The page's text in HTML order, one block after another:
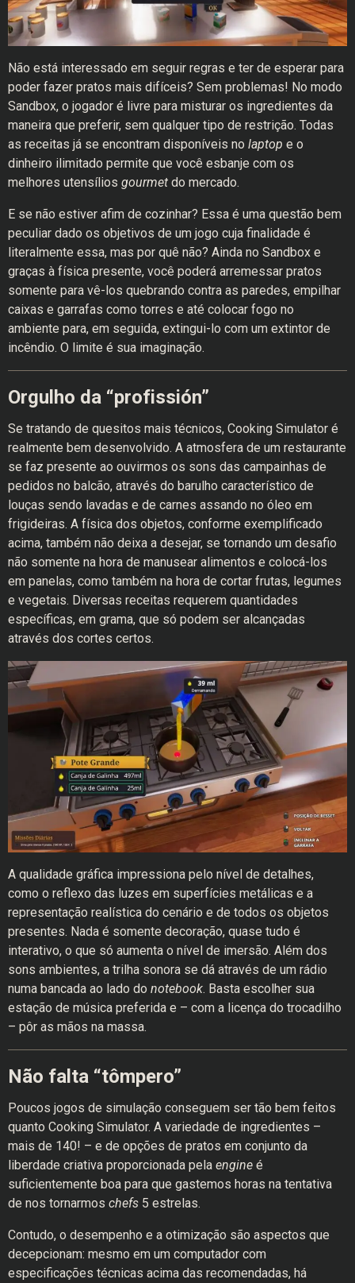
Não está interessado em seguir regras e ter de esperar para
poder fazer pratos mais difíceis? Sem problemas! No modo
Sandbox, o jogador é livre para misturar os ingredientes da
maneira que preferir, sem qualquer tipo de restrição. Todas
as receitas já se encontram disponíveis no laptop e o
dinheiro ilimitado permite que você esbanje com os
melhores utensílios gourmet do mercado.
E se não estiver afim de cozinhar? Essa é uma questão bem
peculiar dado os objetivos de um jogo cuja finalidade é
literalmente essa, mas por quê não? Ainda no Sandbox e
graças à física presente, você poderá arremessar pratos
somente para vê-los quebrando contra as paredes, empilhar
caixas e garrafas como torres e até colocar fogo no
ambiente para, em seguida, extingui-lo com um extintor de
incêndio. O limite é sua imaginação.
Orgulho da “profissión”
Se tratando de quesitos mais técnicos, Cooking Simulator é
realmente bem desenvolvido. A atmosfera de um restaurante
se faz presente ao ouvirmos os sons das campainhas de
pedidos no balcão, através do barulho característico de
louças sendo lavadas e de carnes assando no óleo em
frigideiras. A física dos objetos, conforme exemplificado
acima, também não deixa a desejar, se tornando um desafio
não somente na hora de manusear alimentos e colocá-los
em panelas, como também na hora de cortar frutas, legumes
e vegetais. Diversas receitas requerem quantidades
específicas, em grama, que só podem ser alcançadas
através dos cortes certos.
A qualidade gráfica impressiona pelo nível de detalhes,
como o reflexo das luzes em superfícies metálicas e a
representação realística do cenário e de todos os objetos
presentes. Nada é somente decoração, quase tudo é
interativo, o que só aumenta o nível de imersão. Além dos
sons ambientes, a trilha sonora se dá através de um rádio
numa bancada ao lado do notebook. Basta escolher sua
estação de música preferida e – com a licença do trocadilho
– pôr as mãos na massa.
Não falta “tômpero”
Poucos jogos de simulação conseguem ser tão bem feitos
quanto Cooking Simulator. A variedade de ingredientes –
mais de 140! – e de opções de pratos em conjunto da
liberdade criativa proporcionada pela engine é
suficientemente boa para que gastemos horas na tentativa
de nos tornarmos chefs 5 estrelas.
Contudo, o desempenho e a otimização são aspectos que
decepcionam: mesmo em um computador com
especificações técnicas acima das recomendadas, há